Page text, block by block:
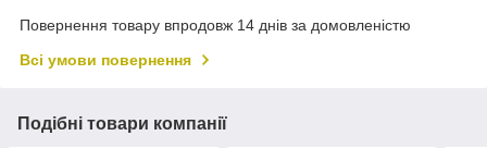
Повернення товару впродовж 14 днів за домовленістю
Всі умови повернення
Подібні товари компанії